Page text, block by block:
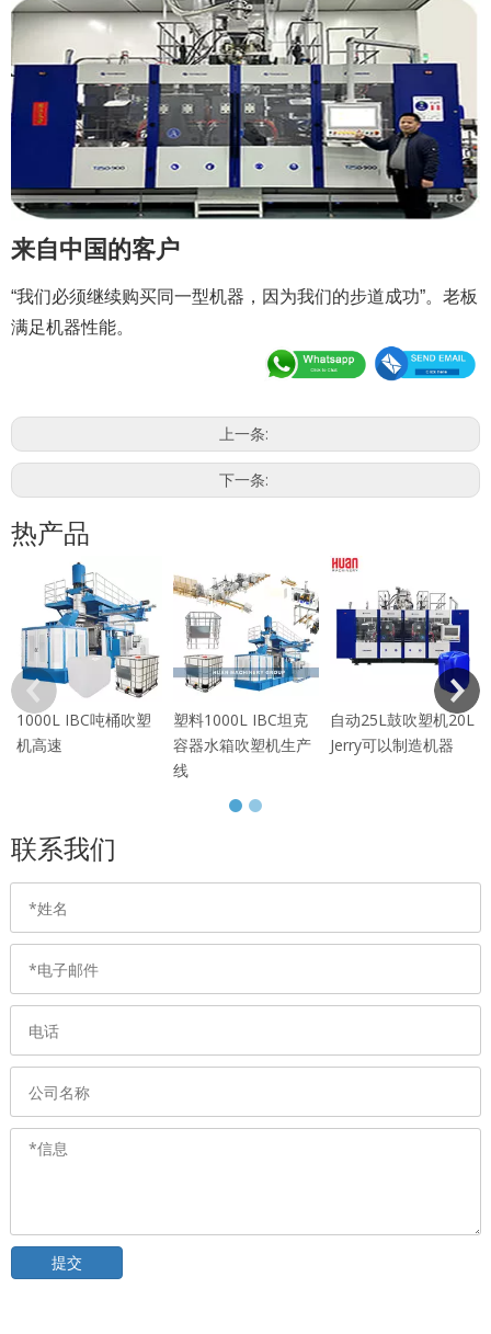
来自中国的客户
“我们必须继续购买同一型机器，因为我们的步道成功”。老板
满足机器性能。
上一条:
下一条:
热产品
1000L IBC吨桶吹塑
机高速
塑料1000L IBC坦克
容器水箱吹塑机生产
线
自动25L鼓吹塑机20L
Jerry可以制造机器
联系我们
提交